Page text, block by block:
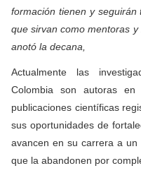
formación tienen y seguirán
que sirvan como mentoras y
anotó la decana,
Actualmente las
Colombia son autoras
publicaciones científicas
sus oportunidades de
avancen en su carrera a
que la abandonen por